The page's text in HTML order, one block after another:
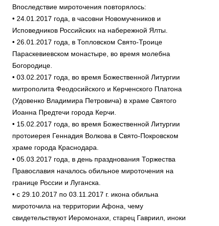
Впоследствие мироточения повторялось:
• 24.01.2017 года, в часовни Новомучеников и
Исповедников Российских на набережной Ялты.
• 26.01.2017 года, в Топловском Свято-Троице
Параскевиевском монастыре, во время молебна
Богородице.
• 03.02.2017 года, во время Божественной Литургии
митрополита Феодосийского и Керченского Платона
(Удовенко Владимира Петровича) в храме Святого
Иоанна Предтечи города Керчи.
• 15.02.2017 года, во время Божественной Литургии
протоиерея Геннадия Волкова в Свято-Покровском
храме города Краснодара.
• 05.03.2017 года, в день празднования Торжества
Православия началось обильное мироточения на
границе России и Луганска.
• с 29.10.2017 по 03.11.2017 г. икона обильна
мироточила на территории Афона, чему
свидетельствуют Иеромонахи, старец Гавриил, иноки